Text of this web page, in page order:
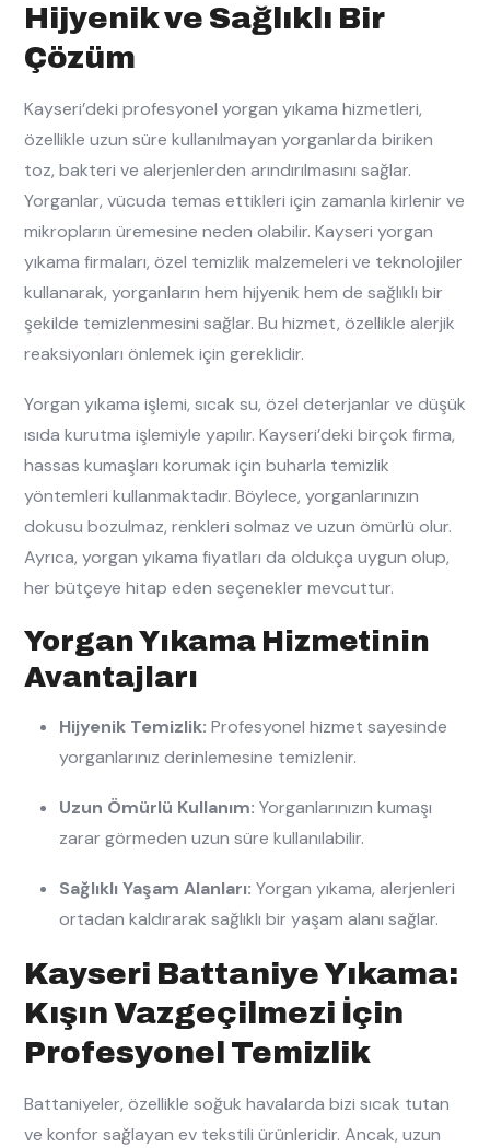
Hijyenik ve Sağlıklı Bir
Çözüm
Kayseri’deki profesyonel yorgan yıkama hizmetleri,
özellikle uzun süre kullanılmayan yorganlarda biriken
toz, bakteri ve alerjenlerden arındırılmasını sağlar.
Yorganlar, vücuda temas ettikleri için zamanla kirlenir ve
mikropların üremesine neden olabilir. Kayseri yorgan
yıkama firmaları, özel temizlik malzemeleri ve teknolojiler
kullanarak, yorganların hem hijyenik hem de sağlıklı bir
şekilde temizlenmesini sağlar. Bu hizmet, özellikle alerjik
reaksiyonları önlemek için gereklidir.
Yorgan yıkama işlemi, sıcak su, özel deterjanlar ve düşük
ısıda kurutma işlemiyle yapılır. Kayseri’deki birçok firma,
hassas kumaşları korumak için buharla temizlik
yöntemleri kullanmaktadır. Böylece, yorganlarınızın
dokusu bozulmaz, renkleri solmaz ve uzun ömürlü olur.
Ayrıca, yorgan yıkama fiyatları da oldukça uygun olup,
her bütçeye hitap eden seçenekler mevcuttur.
Yorgan Yıkama Hizmetinin
Avantajları
Hijyenik Temizlik: Profesyonel hizmet sayesinde
yorganlarınız derinlemesine temizlenir.
Uzun Ömürlü Kullanım: Yorganlarınızın kumaşı
zarar görmeden uzun süre kullanılabilir.
Sağlıklı Yaşam Alanları: Yorgan yıkama, alerjenleri
ortadan kaldırarak sağlıklı bir yaşam alanı sağlar.
Kayseri Battaniye Yıkama:
Kışın Vazgeçilmezi İçin
Profesyonel Temizlik
Battaniyeler, özellikle soğuk havalarda bizi sıcak tutan
ve konfor sağlayan ev tekstili ürünleridir. Ancak, uzun